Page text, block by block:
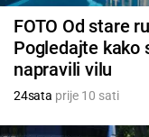
FOTO Od stare
Pogledajte kako
napravili vilu
24sata prije 10 sati